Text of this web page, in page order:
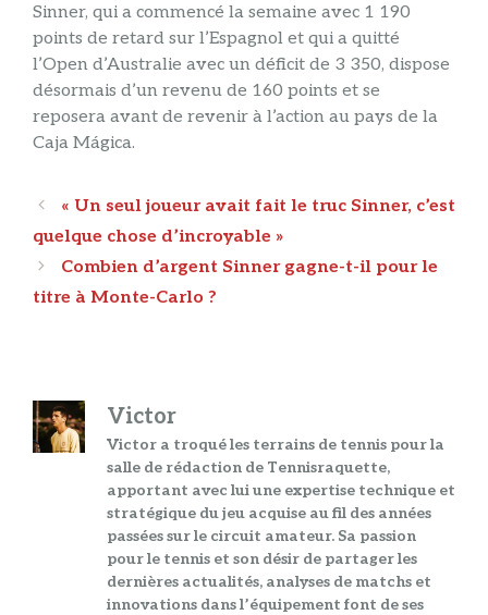
Sinner, qui a commencé la semaine avec 1 190
points de retard sur l’Espagnol et qui a quitté
l’Open d’Australie avec un déficit de 3 350, dispose
désormais d’un revenu de 160 points et se
reposera avant de revenir à l’action au pays de la
Caja Mágica.
Navigation
des
« Un seul joueur avait fait le truc Sinner, c’est
quelque chose d’incroyable »
Combien d’argent Sinner gagne-t-il pour le
titre à Monte-Carlo ?
Victor
Victor a troqué les terrains de tennis pour la
salle de rédaction de Tennisraquette,
apportant avec lui une expertise technique et
stratégique du jeu acquise au fil des années
passées sur le circuit amateur. Sa passion
pour le tennis et son désir de partager les
dernières actualités, analyses de matchs et
innovations dans l’équipement font de ses